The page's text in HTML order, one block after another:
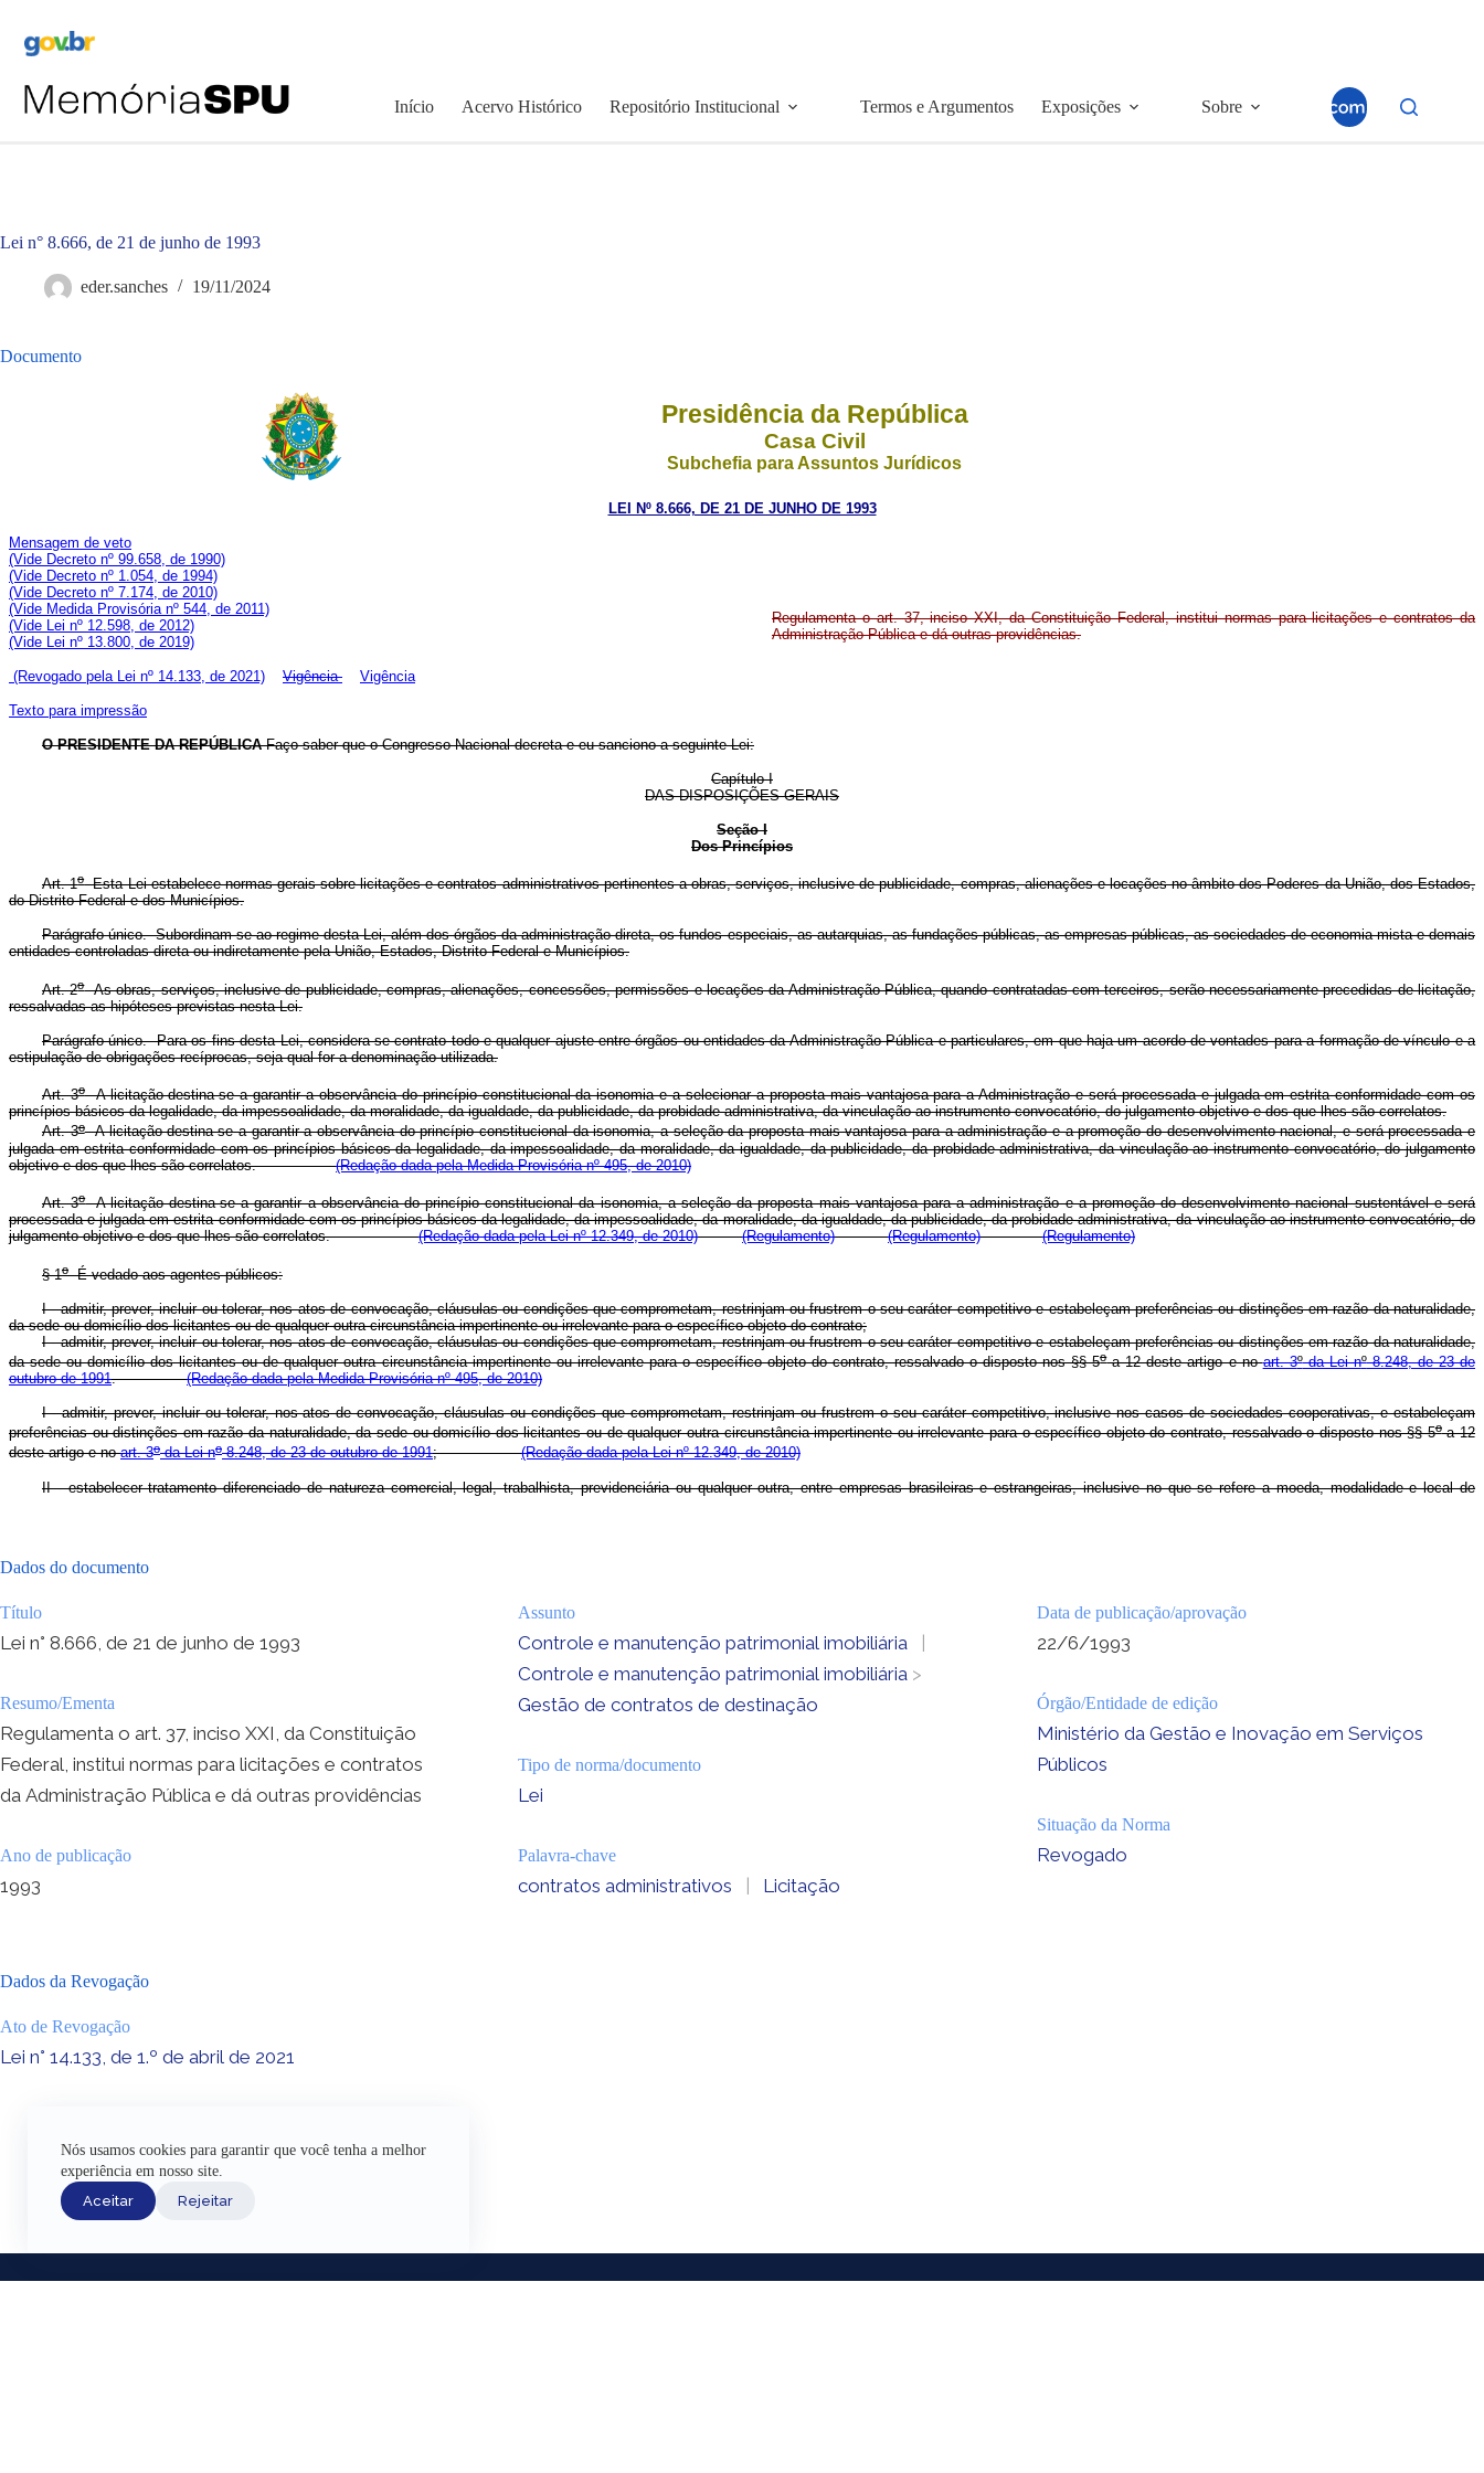
Nós usamos cookies para garantir que você tenha a melhor
experiência em nosso site.
Aceitar
Rejeitar
Início Acervo Histórico Repositório Institucional Termos e Argumentos Exposições Sobre
Lei n° 8.666, de 21 de junho de 1993
eder.sanches 19/11/2024
Documento
Dados do documento
Título
Lei n° 8.666, de 21 de junho de 1993
Resumo/Ementa
Regulamenta o art. 37, inciso XXI, da Constituição
Federal, institui normas para licitações e contratos
da Administração Pública e dá outras providências
Ano de publicação
1993
Assunto
Controle e manutenção patrimonial imobiliária
|
Controle e manutenção patrimonial imobiliária >
Gestão de contratos de destinação
Tipo de norma/documento
Lei
Palavra-chave
contratos administrativos | Licitação
Data de publicação/aprovação
22/6/1993
Órgão/Entidade de edição
Ministério da Gestão e Inovação em Serviços
Públicos
Situação da Norma
Revogado
Dados da Revogação
Ato de Revogação
Lei n° 14.133, de 1.º de abril de 2021